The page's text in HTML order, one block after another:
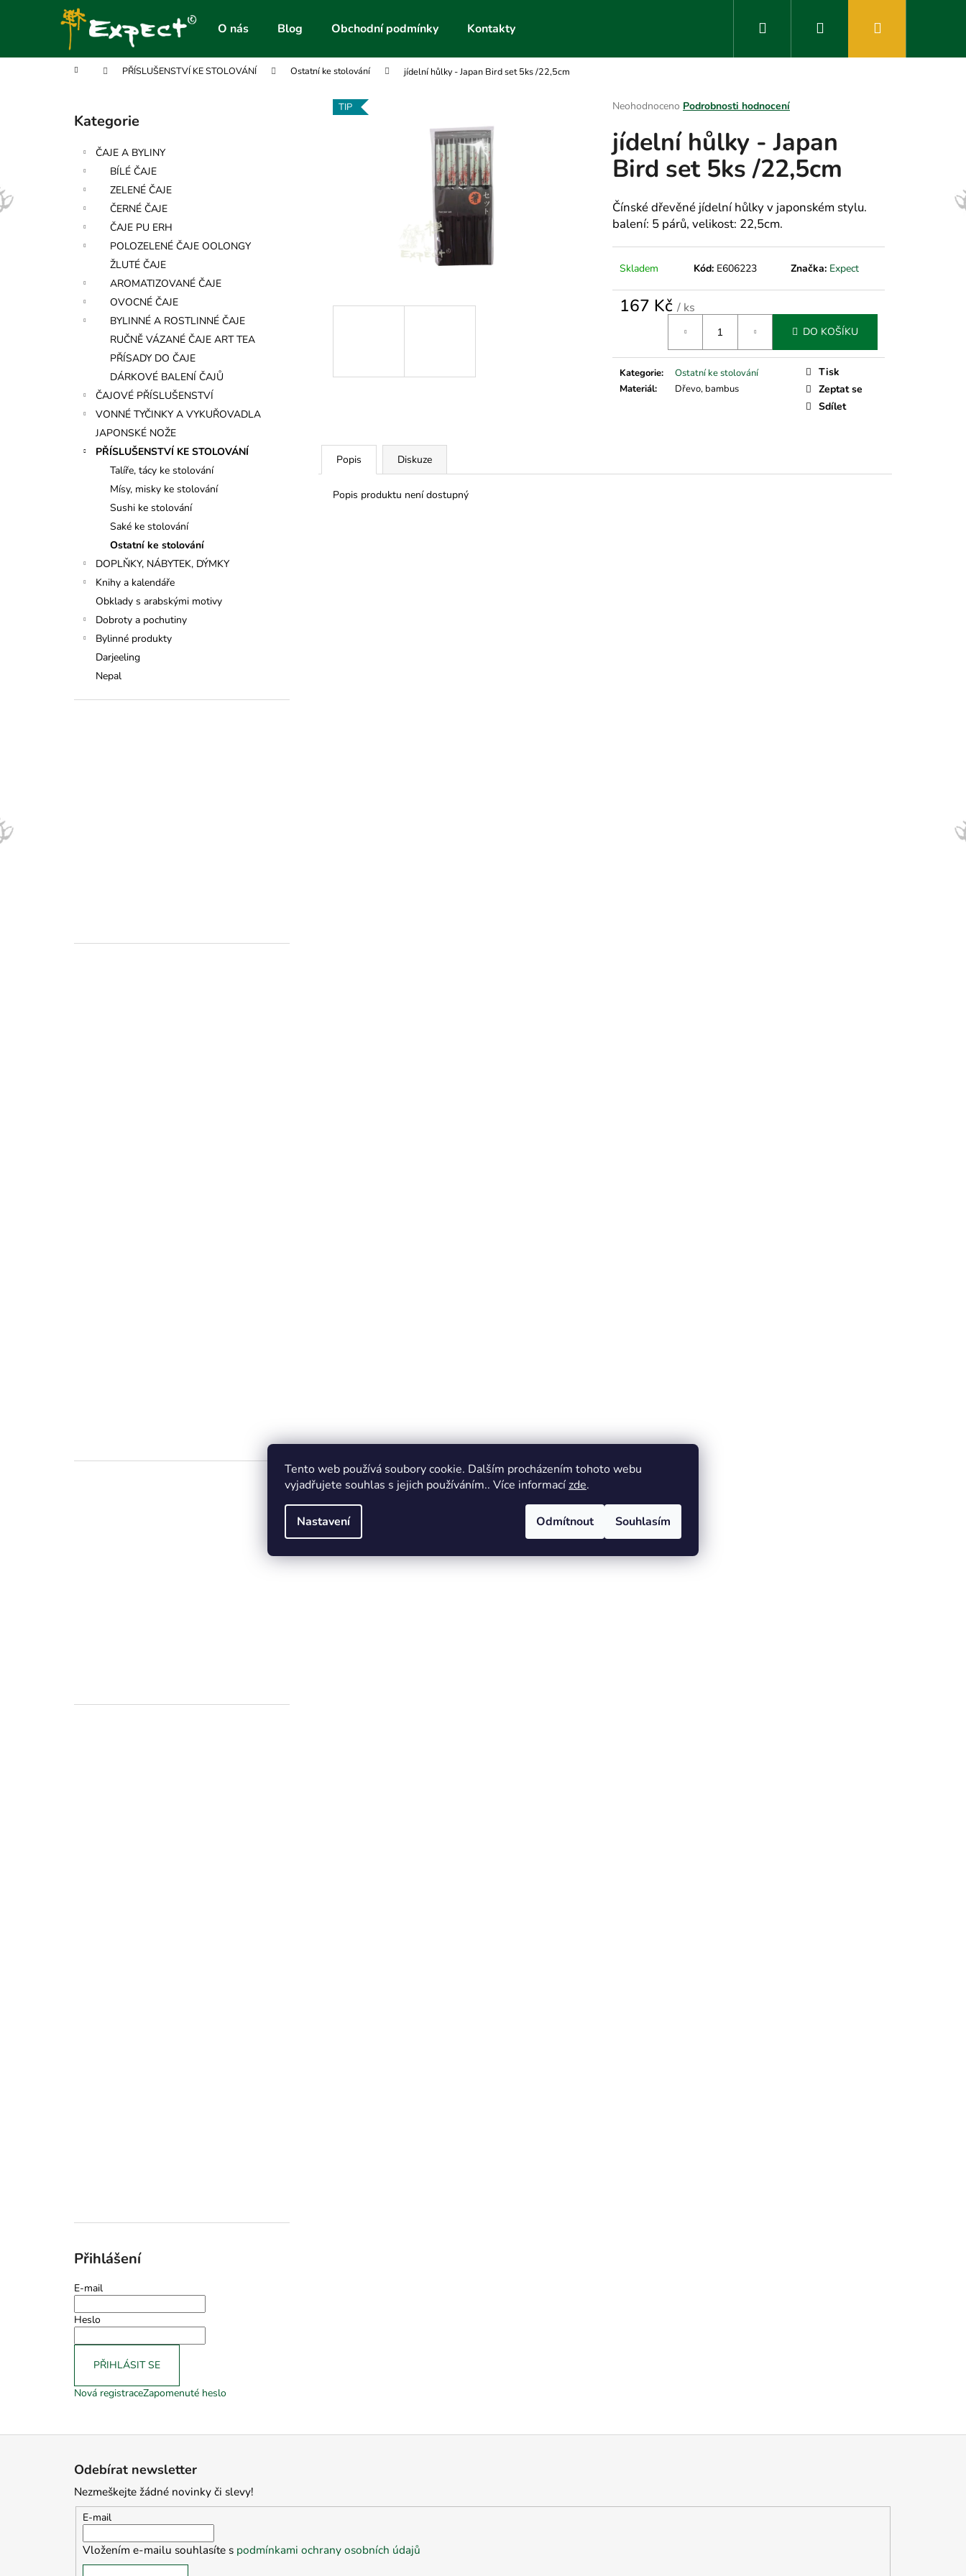
Tento web používá soubory cookie. Dalším procházením tohoto webu
vyjadřujete souhlas s jejich používáním.. Více informacízde.
Nastavení Odmítnout Souhlasím
O nás Blog Obchodní podmínky Kontakty Hledat Přihlášení
Domů PŘÍSLUŠENSTVÍ KE STOLOVÁNÍ Ostatní ke stolování jídelní hůlky - Japan Bird set 5ks /22,5cm
Přeskočit
kategorie
Kategorie
ČAJE A BYLINY
BÍLÉ ČAJE
ZELENÉ ČAJE
ČERNÉ ČAJE
ČAJE PU ERH
POLOZELENÉ ČAJE OOLONGY
ŽLUTÉ ČAJE
AROMATIZOVANÉ ČAJE
OVOCNÉ ČAJE
BYLINNÉ A ROSTLINNÉ ČAJE
RUČNĚ VÁZANÉ ČAJE ART TEA
PŘÍSADY DO ČAJE
DÁRKOVÉ BALENÍ ČAJŮ
ČAJOVÉ PŘÍSLUŠENSTVÍ
VONNÉ TYČINKY A VYKUŘOVADLA
JAPONSKÉ NOŽE
PŘÍSLUŠENSTVÍ KE STOLOVÁNÍ
Talíře, tácy ke stolování
Mísy, misky ke stolování
Sushi ke stolování
Saké ke stolování
Ostatní ke stolování
DOPLŇKY, NÁBYTEK, DÝMKY
Knihy a kalendáře
Obklady s arabskými motivy
Dobroty a pochutiny
Bylinné produkty
Darjeeling
Nepal
Přihlášení
E-mail
Heslo
PŘIHLÁSIT SE
Nová registraceZapomenuté heslo
Průměrné
produktu
0,0
z
hvězdiček.
Neohodnoceno Podrobnosti hodnocení
jídelní hůlky - Japan
Bird set 5ks /22,5cm
Čínské dřevěné jídelní hůlky v japonském stylu.
balení: 5 párů, velikost: 22,5cm.
Skladem Kód: E606223 Značka: Expect
167 Kč / ks
DO KOŠÍKU
Kategorie:
Ostatní ke stolování
Materiál: Dřevo, bambus
Tisk
Zeptat se
Sdílet
TIP
Popis Diskuze
Popis produktu není dostupný
í
Zpět
do
Zpět
do
Co potřebujete najít?
Doporučujeme
Odebírat newsletter
Nezmeškejte žádné novinky či slevy!
E-mail
Vložením e-mailu souhlasíte s podmínkami ochrany osobních údajů